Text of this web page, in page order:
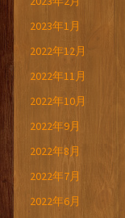
2023年1月
2022年12月
2022年11月
2022年10月
2022年9月
2022年8月
2022年7月
2022年6月